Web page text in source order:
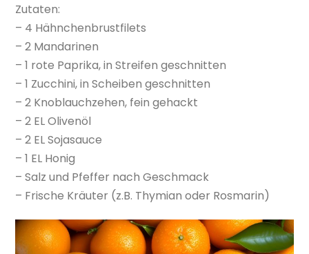
Zutaten:
– 4 Hähnchenbrustfilets
– 2 Mandarinen
– 1 rote Paprika, in Streifen geschnitten
– 1 Zucchini, in Scheiben geschnitten
– 2 Knoblauchzehen, fein gehackt
– 2 EL Olivenöl
– 2 EL Sojasauce
– 1 EL Honig
– Salz und Pfeffer nach Geschmack
– Frische Kräuter (z.B. Thymian oder Rosmarin)